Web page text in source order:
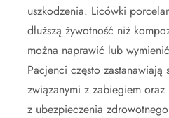
uszkodzenia. Licówki
dłuższą żywotność niż
można naprawić lub
Pacjenci często zastanawiają
związanymi z zabiegiem
z ubezpieczenia